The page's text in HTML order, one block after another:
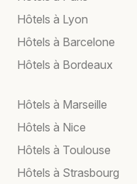
Hôtels à Lyon
Hôtels à Barcelone
Hôtels à Bordeaux
Hôtels à Marseille
Hôtels à Nice
Hôtels à Toulouse
Hôtels à Strasbourg